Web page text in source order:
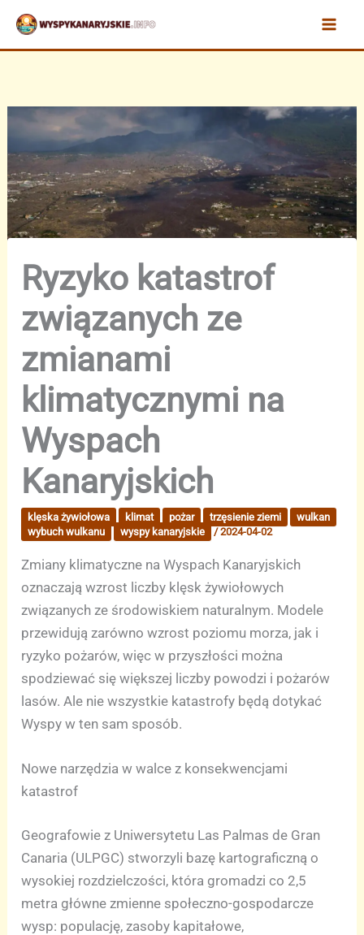
Przejdź
treści
Ryzyko katastrof
związanych ze
zmianami
klimatycznymi na
Wyspach
Kanaryjskich
klęska żywiołowa klimat pożar trzęsienie ziemi
wulkan
wybuch wulkanu
wyspy kanaryjskie /2024-04-02
Zmiany klimatyczne na Wyspach Kanaryjskich
oznaczają wzrost liczby klęsk żywiołowych
związanych ze środowiskiem naturalnym. Modele
przewidują zarówno wzrost poziomu morza, jak i
ryzyko pożarów, więc w przyszłości można
spodziewać się większej liczby powodzi i pożarów
lasów. Ale nie wszystkie katastrofy będą dotykać
Wyspy w ten sam sposób.
Nowe narzędzia w walce z konsekwencjami
katastrof
Geografowie z Uniwersytetu Las Palmas de Gran
Canaria (ULPGC) stworzyli bazę kartograficzną o
wysokiej rozdzielczości, która gromadzi co 2,5
metra główne zmienne społeczno-gospodarcze
wysp: populację, zasoby kapitałowe,